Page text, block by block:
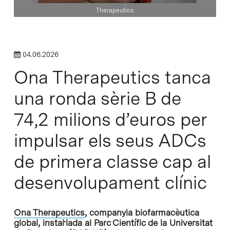
Therapeutics
04.06.2026
Ona Therapeutics tanca
una ronda sèrie B de
74,2 milions d’euros per
impulsar els seus ADCs
de primera classe cap al
desenvolupament clínic
Ona Therapeutics, companyia biofarmacèutica
global, instal·lada al Parc Científic de la Universitat